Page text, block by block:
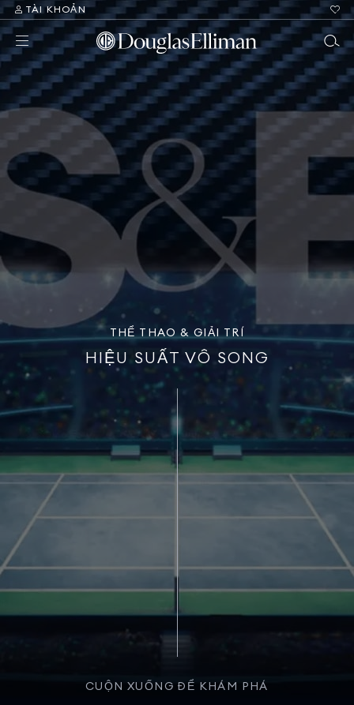
TÀI KHOẢN
THỂ THAO & GIẢI TRÍ
HIỆU SUẤT VÔ SONG
CUỘN XUỐNG ĐỂ KHÁM PHÁ